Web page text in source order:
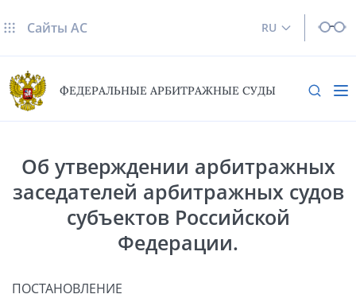
RU
Сайты AC
ФЕДЕРАЛЬНЫЕ АРБИТРАЖНЫЕ СУДЫ
Об утверждении арбитражных
заседателей арбитражных судов
субъектов Российской
Федерации.
ПОСТАНОВЛЕНИЕ